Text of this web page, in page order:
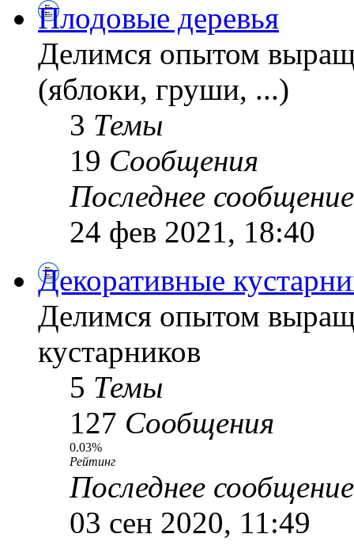
Плодовые деревья
Делимся опытом
(яблоки, груши, ...)
3 Темы
19 Сообщения
Последнее сообщение
24 фев 2021, 18:40
Декоративные
Делимся опытом
кустарников
5 Темы
127 Сообщения
0.03%
Рейтинг
Последнее сообщение
03 сен 2020, 11:49